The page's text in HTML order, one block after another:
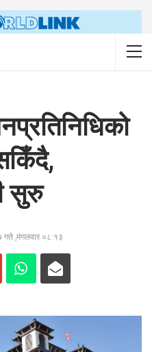
सुरु
गते ,मंगलवार ०८:१३